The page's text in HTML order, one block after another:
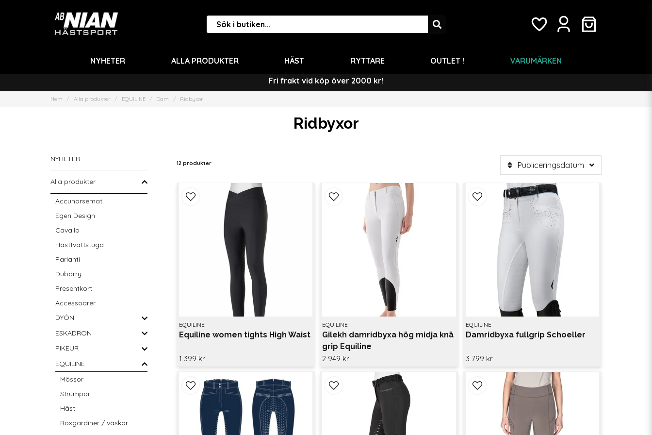
NYHETER ALLA PRODUKTER HÄST RYTTARE OUTLET ! VARUMÄRKEN
Fri frakt vid köp över 2000 kr!
Hem Alla produkter EQUILINE Dam Ridbyxor
Ridbyxor
NYHETER
Alla produkter
Accuhorsemat
Egen Design
Cavallo
Hästtvättstuga
Parlanti
Dubarry
Presentkort
Accessoarer
DYÓN
ESKADRON
PIKEUR
EQUILINE
Mössor
Strumpor
Häst
Boxgardiner / väskor
12 produkter Publiceringsdatum
EQUILINE
Equiline women tights High Waist
1 399 kr
EQUILINE
Gilekh damridbyxa hög midja knä
grip Equiline
2 949 kr
EQUILINE
Damridbyxa fullgrip Schoeller
3 799 kr